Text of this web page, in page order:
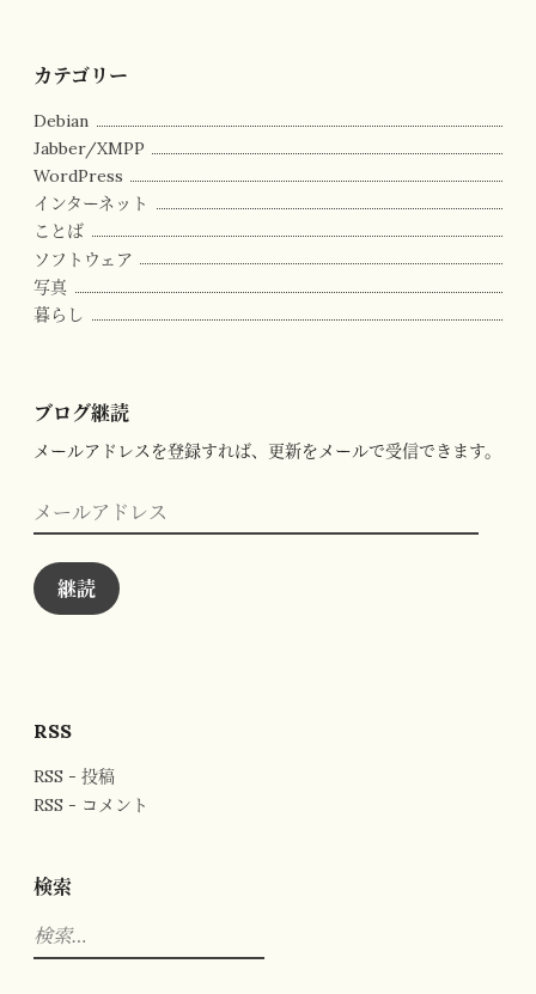
カテゴリー
Debian
Jabber/XMPP
WordPress
インターネット
ことば
ソフトウェア
写真
暮らし
ブログ継読
メールアドレスを登録すれば、更新をメールで受信できます。
ー
ル
ア
ド
レ
継読
RSS
RSS - 投稿
RSS - コメント
検索
検
索: